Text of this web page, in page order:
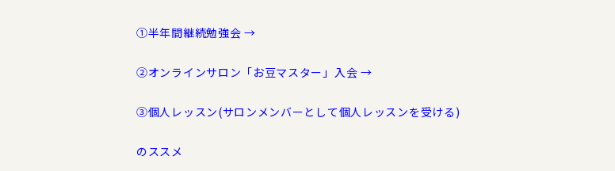
①半年間継続勉強会 →
②オンラインサロン「お豆マスター」入会 →
③個人レッスン(サロンメンバーとして個人レッスンを受ける)
のススメ